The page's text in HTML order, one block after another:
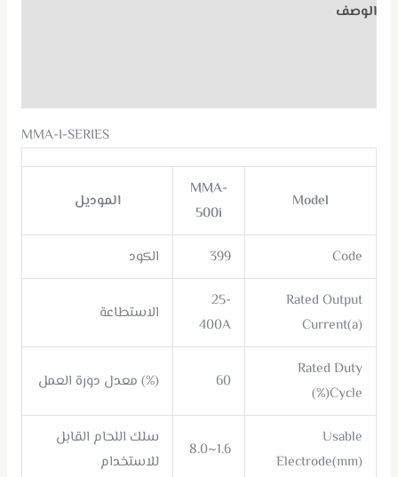
الوصف
MMA-I-SERIES
Model
MMA-
500i
الموديل
Code
399 الكود
Rated Output
Current(a)
25-
400A
الاستطاعة
Rated Duty
Cycle(%)
60 (%) معدل دورة العمل
Usable
Electrode(mm)
1.6~8.0
سلك اللحام القابل
للاستخدام